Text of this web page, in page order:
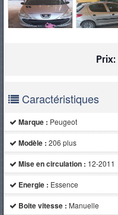
Prix:
Caractéristiques
Marque : Peugeot
Modèle : 206 plus
Mise en circulation : 12-2011
Energie : Essence
Boite vitesse : Manuelle